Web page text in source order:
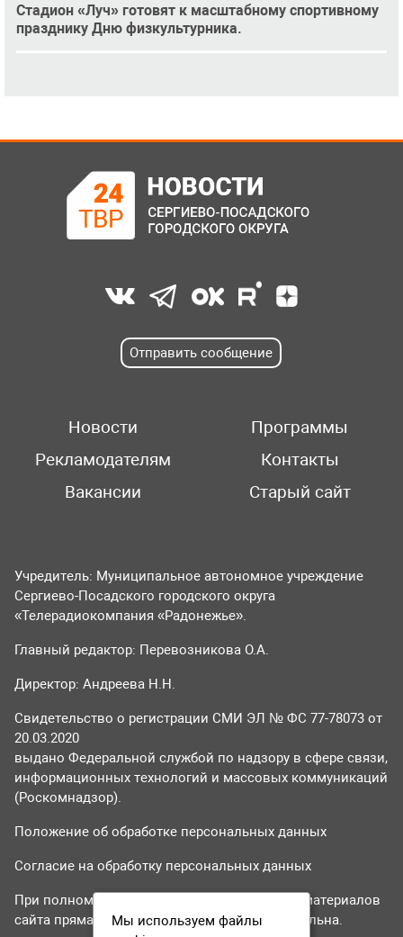
Стадион «Луч» готовят к масштабному спортивному
празднику Дню физкультурника.
Отправить сообщение
Новости
Программы
Рекламодателям
Контакты
Вакансии
Старый сайт
Учредитель: Муниципальное автономное учреждение
Сергиево-Посадского городского округа
«Телерадиокомпания «Радонежье».
Главный редактор: Перевозникова О.А.
Директор: Андреева Н.Н.
Свидетельство о регистрации СМИ ЭЛ № ФС 77-78073 от
20.03.2020
выдано Федеральной службой по надзору в сфере связи,
информационных технологий и массовых коммуникаций
(Роскомнадзор).
Положение об обработке персональных данных
Согласие на обработку персональных данных
При полном или частичном использовании материалов
сайта прямая гиперссылка на tvr24.tv обязательна.
Мы используем файлы